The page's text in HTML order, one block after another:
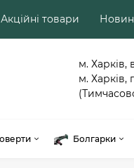
Акційні товари
м. Харків,
м. Харків,
Болгарки